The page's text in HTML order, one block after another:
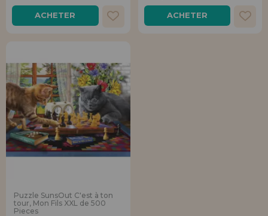
ACHETER ACHETER
Puzzle SunsOut C'est à ton
tour, Mon Fils XXL de 500
Pieces